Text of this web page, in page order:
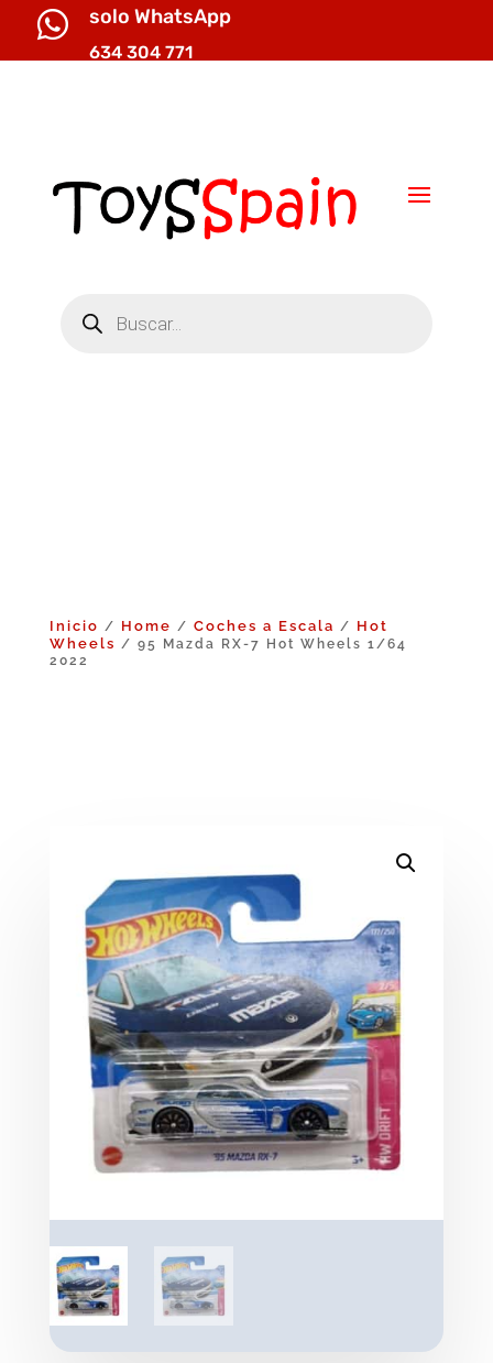
 solo WhatsApp
634 304 771
productos
Inicio / Home / Coches a Escala / Hot
Wheels / 95 Mazda RX-7 Hot Wheels 1/64
2022